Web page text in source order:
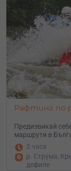
Рафтинг по
Предизвикай
маршрути в
2 часа
р. Струма,
дефиле